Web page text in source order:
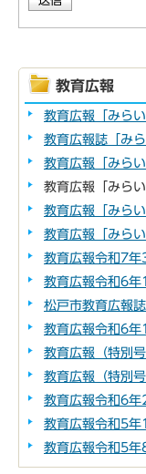
教育広報
教育広報「みら
教育広報誌「み
教育広報「みら
教育広報「みら
教育広報「みら
教育広報「みら
教育広報令和7
教育広報令和6
松戸市教育広報
教育広報令和6
教育広報（特別
教育広報（特別
教育広報令和6
教育広報令和5
教育広報令和5